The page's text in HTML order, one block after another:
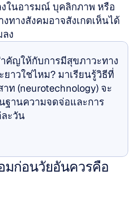
ในอารมณ์ บุคลิกภาพ หรือ
งทางสังคมอาจสังเกตเห็นได้
ลง
คัญให้กับการมีสุขภาวะทาง
าวใช่ไหม? มาเรียนรู้วิธีที่
ท (neurotechnology) จะ
านความจดจ่อและการ
ะวัน
มก่อนวัยอันควรคือ